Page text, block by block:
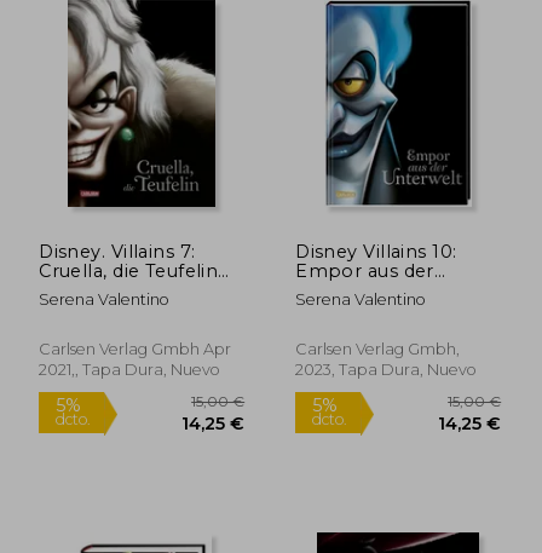
14,25 € dcto.
Disney. Villains 7:
Cruella, die Teufelin
(en Alemán)
Serena Valentino
Carlsen Verlag Gmbh Apr
2021,, Tapa Dura, Nuevo
Disney Villains 10:
Empor aus der
Unterwelt (en
Alemán)
Serena Valentino
Carlsen Verlag Gmbh,
2023, Tapa Dura, Nuevo